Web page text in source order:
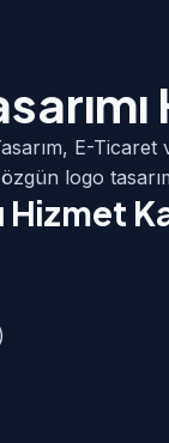
E-Ticaret
logo
Hizmet